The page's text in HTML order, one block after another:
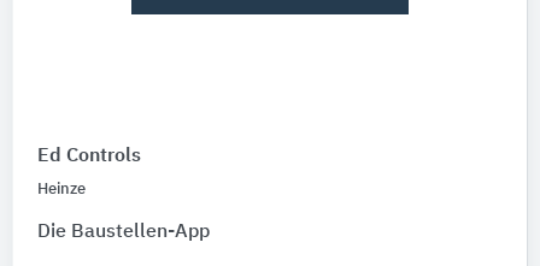
Ed Controls
Heinze
Die Baustellen-App